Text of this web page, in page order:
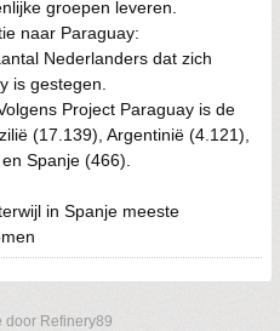
groepen leveren.
naar Paraguay:
Nederlanders dat zich
is gestegen.
Project Paraguay is de
(17.139), Argentinië (4.121),
Spanje (466).
in Spanje meeste
door Refinery89